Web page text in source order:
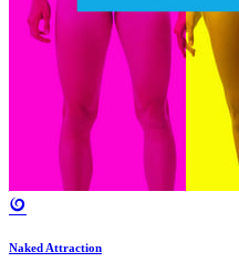
Naked Attraction